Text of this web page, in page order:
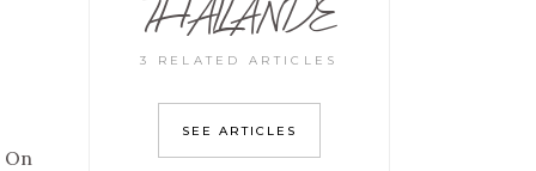
On
THAILANDE
3 RELATED ARTICLES
SEE ARTICLES